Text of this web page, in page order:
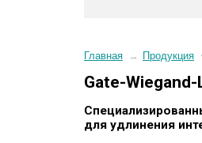
Главная → Продукция
Gate-Wiegand-
для удлинения